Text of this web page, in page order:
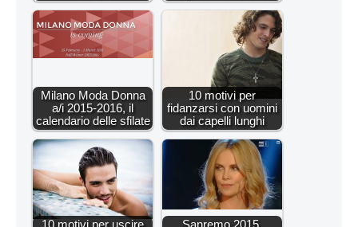
Milano Moda Donna
a/i 2015-2016, il
calendario delle sfilate
10 motivi per
fidanzarsi con uomini
dai capelli lunghi